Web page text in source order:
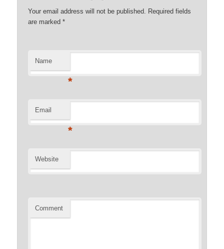
Your email address will not be published. Required fields
are marked*
Name
*
Email
*
Website
Comment